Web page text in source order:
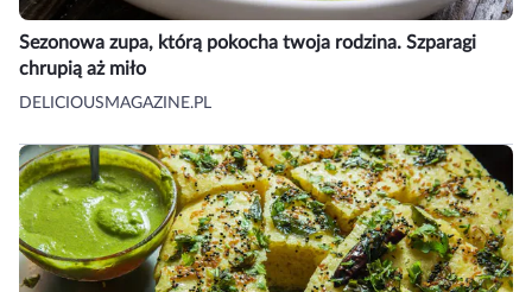
Sezonowa zupa, którą pokocha twoja rodzina. Szparagi
chrupią aż miło
DELICIOUSMAGAZINE.PL